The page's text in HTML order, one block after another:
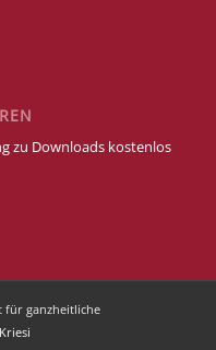
zu Downloads kostenlos
für ganzheitliche